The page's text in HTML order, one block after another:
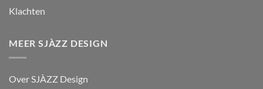
Klachten
MEER SJÀZZ DESIGN
Over SJÀZZ Design